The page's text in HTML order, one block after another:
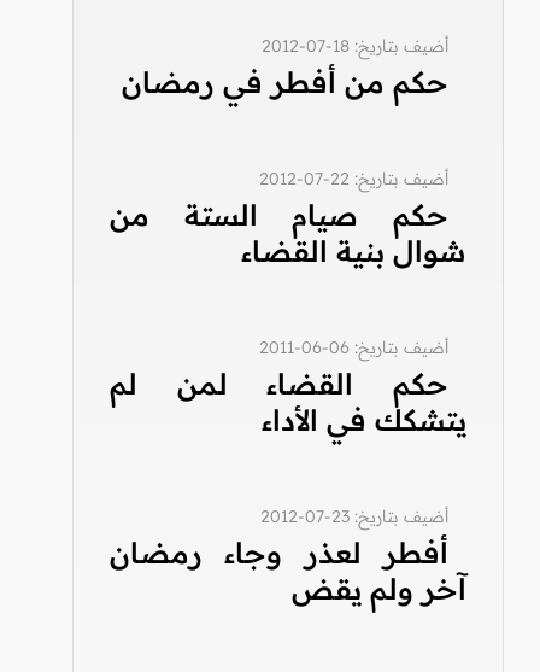
أضيف بتاريخ: 18-07-2012
حكم من أفطر في رمضان
أضيف بتاريخ: 22-07-2012
حكم صيام الستة من
شوال بنية القضاء
أضيف بتاريخ: 06-06-2011
حكم القضاء لمن لم
يتشكك في الأداء
أضيف بتاريخ: 23-07-2012
أفطر لعذر وجاء رمضان
آخر ولم يقض